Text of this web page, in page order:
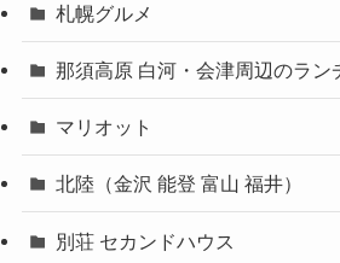
札幌グルメ
那須高原 白河・会津周辺のラン
マリオット
北陸（金沢 能登 富山 福井）
別荘 セカンドハウス